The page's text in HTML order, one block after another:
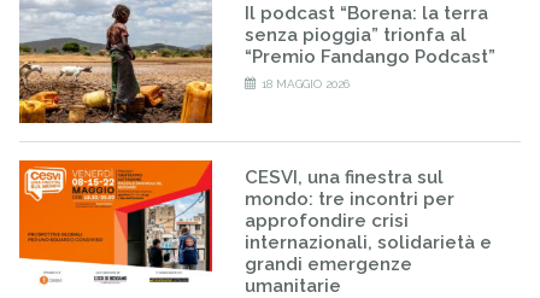
Il podcast “Borena: la terra
senza pioggia” trionfa al
“Premio Fandango Podcast”
18 MAGGIO 2026
CESVI, una finestra sul
mondo: tre incontri per
approfondire crisi
internazionali, solidarietà e
grandi emergenze
umanitarie